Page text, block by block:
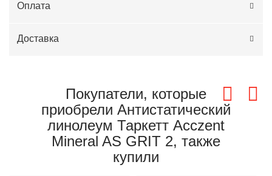
Оплата
Доставка
Покупатели, которые
приобрели Антистатический
линолеум Таркетт Acczent
Mineral AS GRIT 2, также
купили